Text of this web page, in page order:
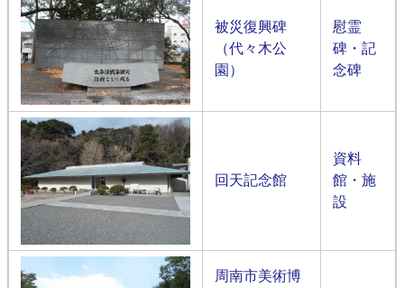
被災復興碑
（代々木公
園）
慰霊
碑・記
念碑
回天記念館
資料
館・施
設
周南市美術博